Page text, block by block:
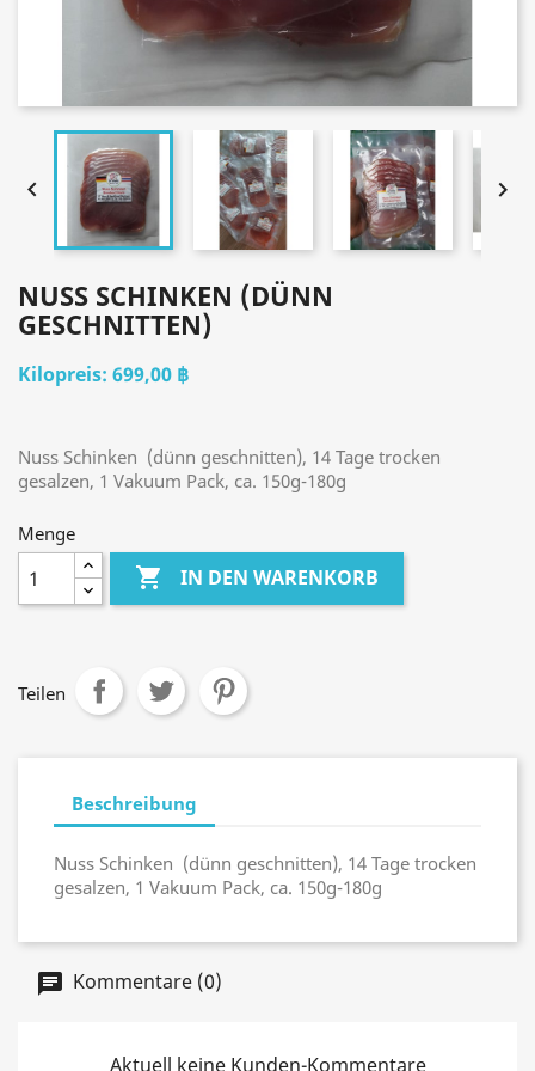
 
NUSS SCHINKEN (DÜNN
GESCHNITTEN)
699,00 ฿
Nuss Schinken (dünn geschnitten), 14 Tage trocken
gesalzen, 1 Vakuum Pack, ca. 150g-180g
Menge
 IN DEN WARENKORB
Teilen
Beschreibung
Nuss Schinken (dünn geschnitten), 14 Tage trocken
gesalzen, 1 Vakuum Pack, ca. 150g-180g
Kommentare (0)
Aktuell keine Kunden-Kommentare